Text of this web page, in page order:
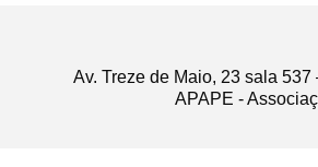
Av. Treze de Maio, 23 sala
APAPE -